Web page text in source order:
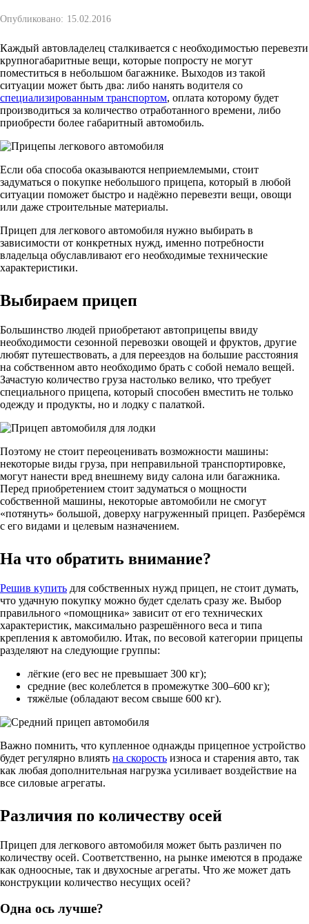
Опубликовано: 15.02.2016
Каждый автовладелец сталкивается с необходимостью перевезти
крупногабаритные вещи, которые попросту не могут
поместиться в небольшом багажнике. Выходов из такой
ситуации может быть два: либо нанять водителя со
специализированным транспортом, оплата которому будет
производиться за количество отработанного времени, либо
приобрести более габаритный автомобиль.
Если оба способа оказываются неприемлемыми, стоит
задуматься о покупке небольшого прицепа, который в любой
ситуации поможет быстро и надёжно перевезти вещи, овощи
или даже строительные материалы.
Прицеп для легкового автомобиля нужно выбирать в
зависимости от конкретных нужд, именно потребности
владельца обуславливают его необходимые технические
характеристики.
Выбираем прицеп
Большинство людей приобретают автоприцепы ввиду
необходимости сезонной перевозки овощей и фруктов, другие
любят путешествовать, а для переездов на большие расстояния
на собственном авто необходимо брать с собой немало вещей.
Зачастую количество груза настолько велико, что требует
специального прицепа, который способен вместить не только
одежду и продукты, но и лодку с палаткой.
Поэтому не стоит переоценивать возможности машины:
некоторые виды груза, при неправильной транспортировке,
могут нанести вред внешнему виду салона или багажника.
Перед приобретением стоит задуматься о мощности
собственной машины, некоторые автомобили не смогут
«потянуть» большой, доверху нагруженный прицеп. Разберёмся
с его видами и целевым назначением.
На что обратить внимание?
Решив купить для собственных нужд прицеп, не стоит думать,
что удачную покупку можно будет сделать сразу же. Выбор
правильного «помощника» зависит от его технических
характеристик, максимально разрешённого веса и типа
крепления к автомобилю. Итак, по весовой категории прицепы
разделяют на следующие группы:
лёгкие (его вес не превышает 300 кг);
средние (вес колеблется в промежутке 300–600 кг);
тяжёлые (обладают весом свыше 600 кг).
Важно помнить, что купленное однажды прицепное устройство
будет регулярно влиять на скорость износа и старения авто, так
как любая дополнительная нагрузка усиливает воздействие на
все силовые агрегаты.
Различия по количеству осей
Прицеп для легкового автомобиля может быть различен по
количеству осей. Соответственно, на рынке имеются в продаже
как одноосные, так и двухосные агрегаты. Что же может дать
конструкции количество несущих осей?
Одна ось лучше?